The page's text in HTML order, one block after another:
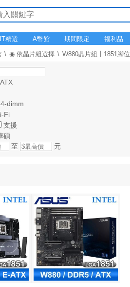
精選 A幣館 期間限定 福利品
◉ 依晶片組選擇 W880晶片組┃1851腳位
4-dimm
Fi
支援
碩
至 元